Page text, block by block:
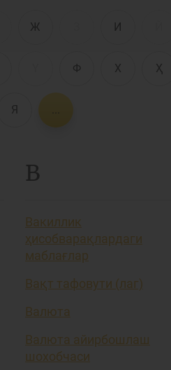
Ж И
Ф Х Ҳ
Я
В
Вакиллик
ҳисобварақлардаги
маблағлар
Вақт тафовути (лаг)
Валюта
Валюта айирбошлаш
шохобчаси